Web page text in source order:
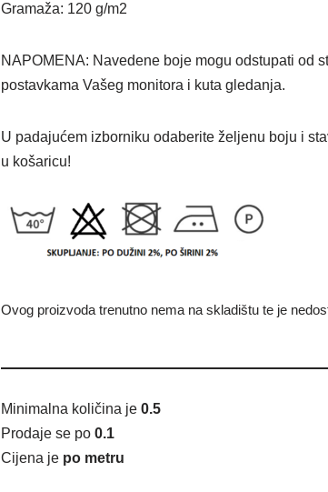
Gramaža: 120 g/m2
NAPOMENA: Navedene boje mogu odstupati od
postavkama Vašeg monitora i kuta gledanja.
U padajućem izborniku odaberite željenu boju i
u košaricu!
Ovog proizvoda trenutno nema na skladištu te je
Minimalna količina je0.5
Prodaje se po0.1
Cijena je po metru